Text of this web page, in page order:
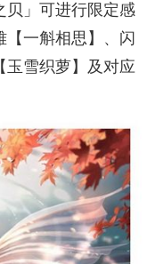
贝」可进行限定感
一斛相思】、闪
玉雪织萝】及对应